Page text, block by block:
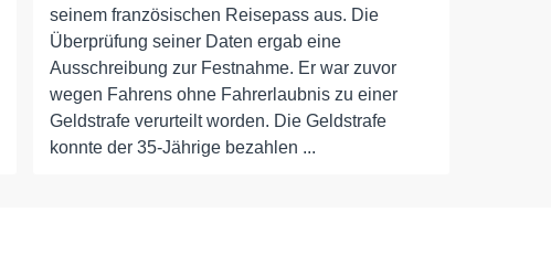
seinem französischen Reisepass aus. Die
Überprüfung seiner Daten ergab eine
Ausschreibung zur Festnahme. Er war zuvor
wegen Fahrens ohne Fahrerlaubnis zu einer
Geldstrafe verurteilt worden. Die Geldstrafe
konnte der 35-Jährige bezahlen ...